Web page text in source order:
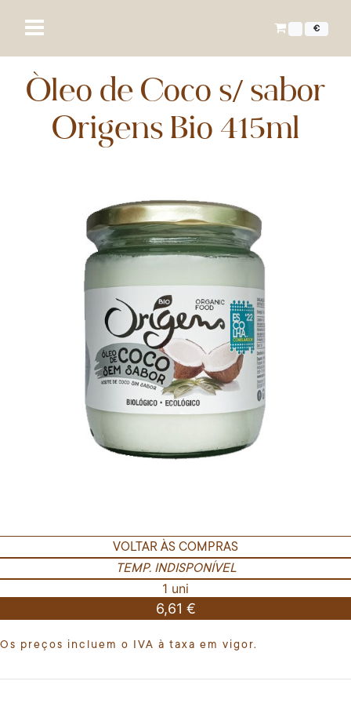
€
Óleo de Coco s/ sabor
Origens Bio 415ml
VOLTAR ÀS COMPRAS
TEMP. INDISPONÍVEL
1 uni
6,61 €
Os preços incluem o IVA à taxa em vigor.